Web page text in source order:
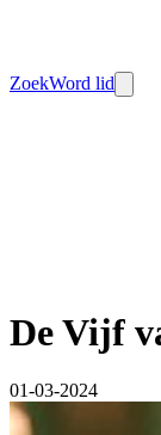
ZoekWord lid
De Vijf
01-03-2024